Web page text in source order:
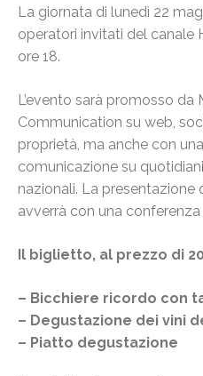
La giornata di lunedì 22
operatori invitati del canale
ore 18.
L’evento sarà promosso da
Communication su web,
proprietà, ma anche con
comunicazione su
nazionali. La
avverrà con una
Il biglietto, al prezzo di
– Bicchiere ricordo con
– Degustazione dei vini
– Piatto degustazione